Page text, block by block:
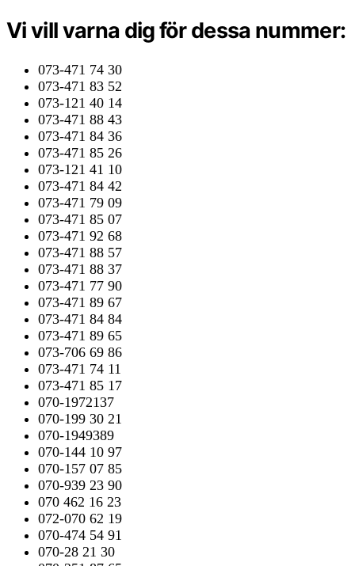
Vi vill varna dig för dessa nummer:
073-471 74 30
073-471 83 52
073-121 40 14
073-471 88 43
073-471 84 36
073-471 85 26
073-121 41 10
073-471 84 42
073-471 79 09
073-471 85 07
073-471 92 68
073-471 88 57
073-471 88 37
073-471 77 90
073-471 89 67
073-471 84 84
073-471 89 65
073-706 69 86
073-471 74 11
073-471 85 17
070-1972137
070-199 30 21
070-1949389
070-144 10 97
070-157 07 85
070-939 23 90
070 462 16 23
072-070 62 19
070-474 54 91
070-28 21 30